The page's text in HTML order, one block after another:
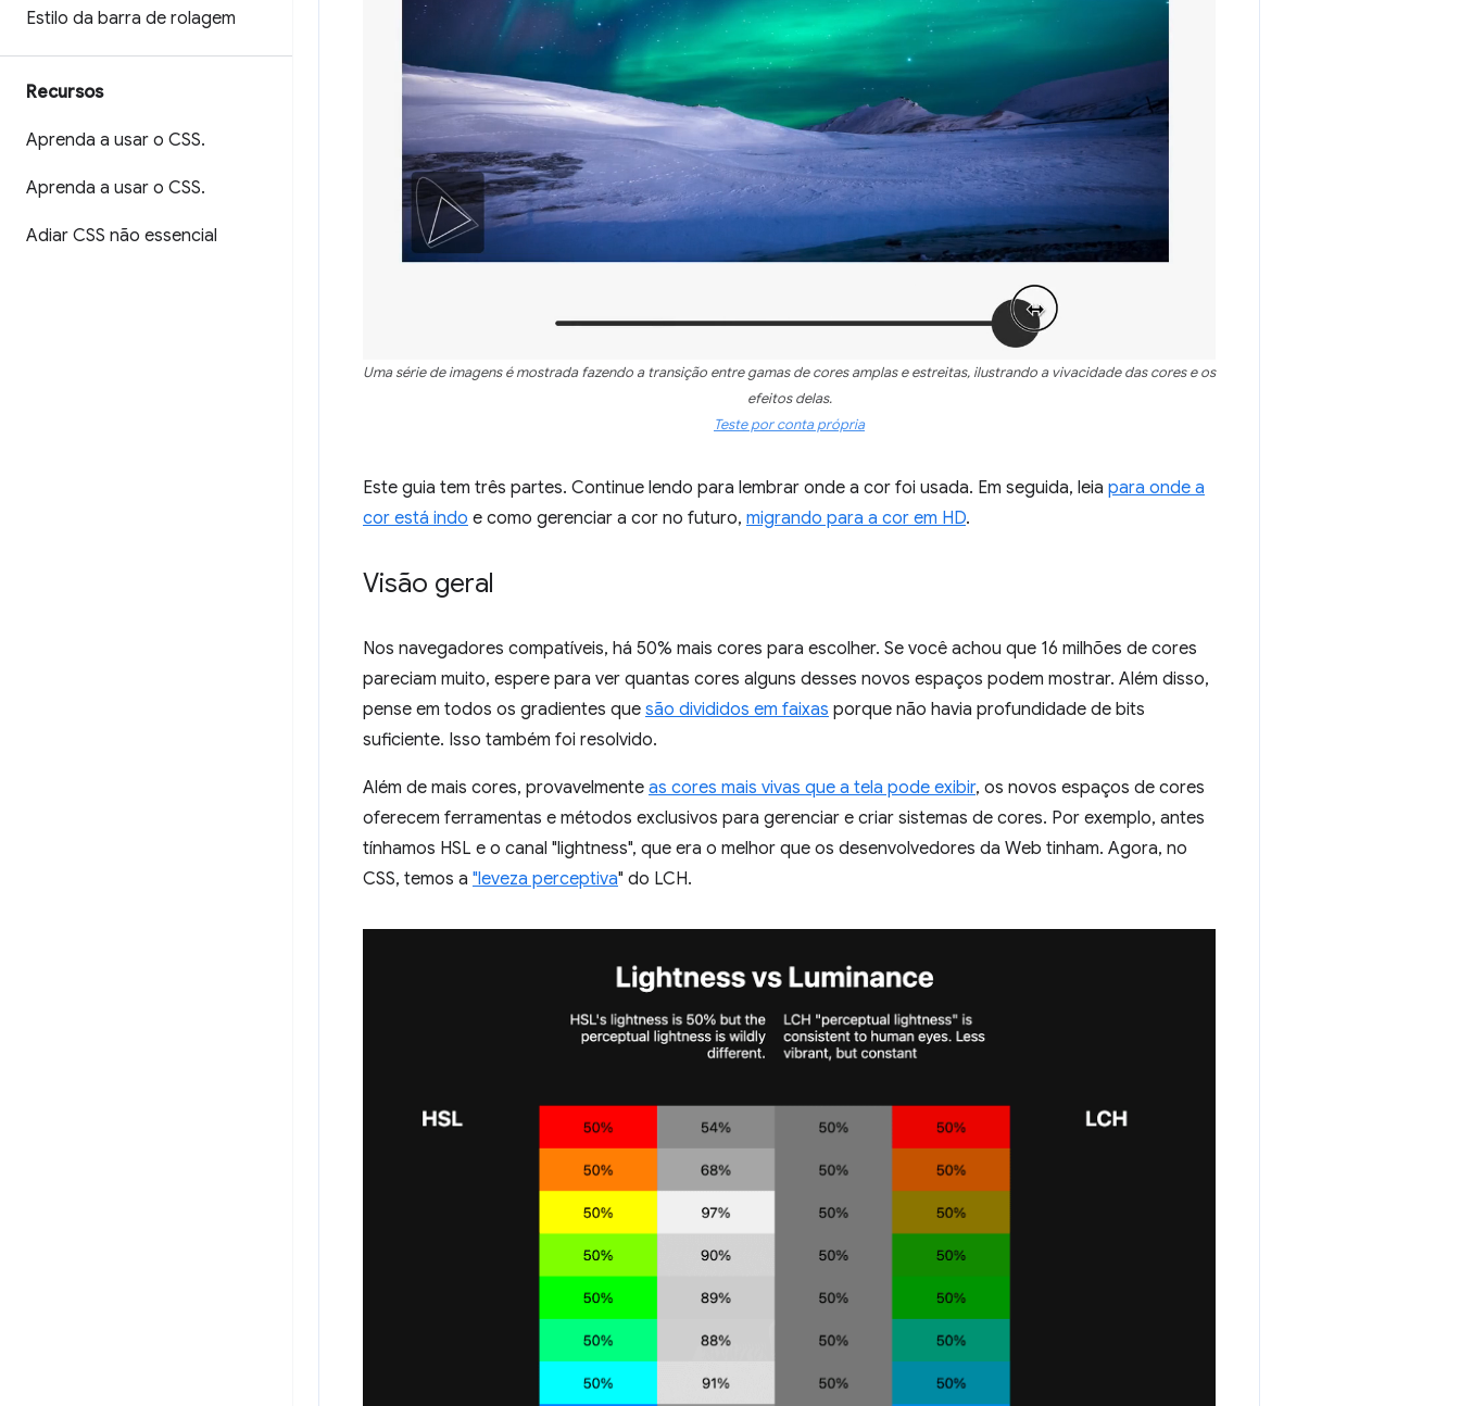
Estilo da barra de rolagem
Recursos
Aprenda a usar o CSS.
Aprenda a usar o CSS.
Adiar CSS não essencial
Uma série de imagens é mostrada fazendo a transição entre gamas de cores amplas e estreitas, ilustrando a vivacidade das cores e os
efeitos delas.
Teste por conta própria
Este guia tem três partes. Continue lendo para lembrar onde a cor foi usada. Em seguida, leia para onde a
cor está indo e como gerenciar a cor no futuro, migrando para a cor em HD.
Visão geral
Nos navegadores compatíveis, há 50% mais cores para escolher. Se você achou que 16 milhões de cores
pareciam muito, espere para ver quantas cores alguns desses novos espaços podem mostrar. Além disso,
pense em todos os gradientes que são divididos em faixas porque não havia profundidade de bits
suficiente. Isso também foi resolvido.
Além de mais cores, provavelmente as cores mais vivas que a tela pode exibir, os novos espaços de cores
oferecem ferramentas e métodos exclusivos para gerenciar e criar sistemas de cores. Por exemplo, antes
tínhamos HSL e o canal "lightness", que era o melhor que os desenvolvedores da Web tinham. Agora, no
CSS, temos a "leveza perceptiva" do LCH.